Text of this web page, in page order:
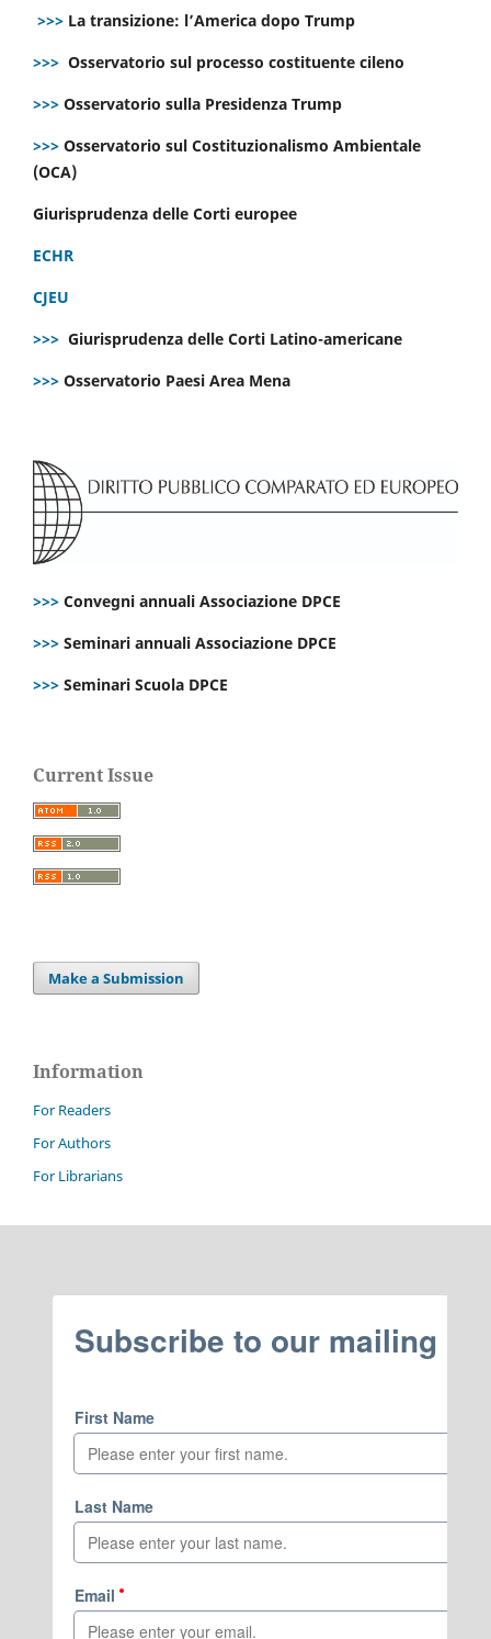
>>> La transizione: l’America dopo Trump
>>> Osservatorio sul processo costituente cileno
>>> Osservatorio sulla Presidenza Trump
>>> Osservatorio sul Costituzionalismo Ambientale
(OCA)
Giurisprudenza delle Corti europee
ECHR
CJEU
>>> Giurisprudenza delle Corti Latino-americane
>>> Osservatorio Paesi Area Mena
>>> Convegni annuali Associazione DPCE
>>> Seminari annuali Associazione DPCE
>>> Seminari Scuola DPCE
Current Issue
Make a Submission
Information
For Readers
For Authors
For Librarians